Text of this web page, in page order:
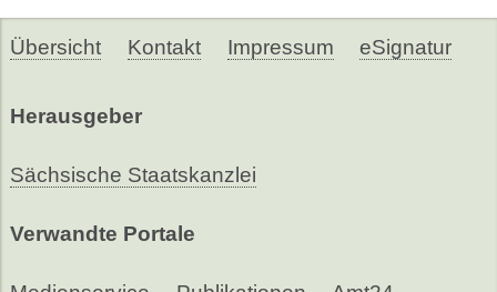
Übersicht Kontakt Impressum eSignatur
Herausgeber
Sächsische Staatskanzlei
Verwandte Portale